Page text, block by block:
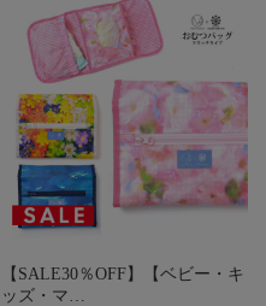
【SALE30％OFF】【ベビー・キ
ッズ・マ…